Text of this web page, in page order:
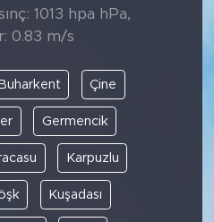
1013 hpa hPa,
0.83 m/s
Çine
Germencik
Karpuzlu
Kuşadası
Haberleri